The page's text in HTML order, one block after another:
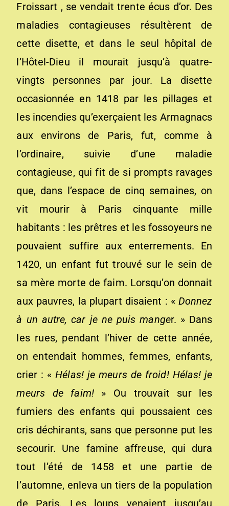
Froissart , se vendait trente écus d’or. Des
maladies contagieuses résultèrent de
cette disette, et dans le seul hôpital de
l’Hôtel-Dieu il mourait jusqu’à quatre-
vingts personnes par jour. La disette
occasionnée en 1418 par les pillages et
les incendies qu’exerçaient les Armagnacs
aux environs de Paris, fut, comme à
l’ordinaire, suivie d’une maladie
contagieuse, qui fit de si prompts ravages
que, dans l’espace de cinq semaines, on
vit mourir à Paris cinquante mille
habitants : les prêtres et les fossoyeurs ne
pouvaient suffire aux enterrements. En
1420, un enfant fut trouvé sur le sein de
sa mère morte de faim. Lorsqu’on donnait
aux pauvres, la plupart disaient : « Donnez
à un autre, car je ne puis manger. » Dans
les rues, pendant l’hiver de cette année,
on entendait hommes, femmes, enfants,
crier : «Hélas! je meurs de froid! Hélas! je
meurs de faim!» Ou trouvait sur les
fumiers des enfants qui poussaient ces
cris déchirants, sans que personne put les
secourir. Une famine affreuse, qui dura
tout l’été de 1458 et une partie de
l’automne, enleva un tiers de la population
de Paris. Les loups venaient jusqu’au